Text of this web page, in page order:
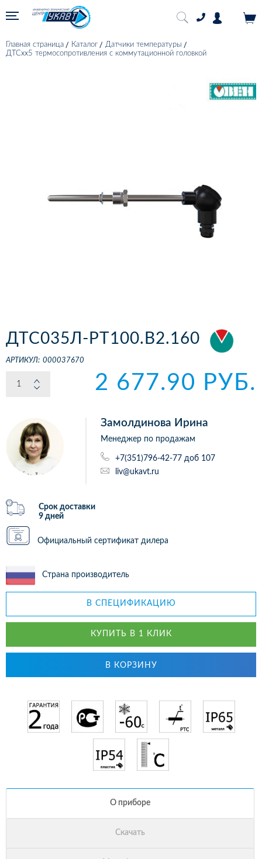
Главная страница Каталог
Датчики температуры
ДТСхх5 термосопротивления с коммутационной головкой
ДТС035Л-РТ100.В2.160
АРТИКУЛ: 000037670
2 677.90 РУБ.
Замолдинова Ирина
Менеджер по продажам
+7(351)796-42-77 доб 107
liv@ukavt.ru
Срок доставки
9 дней
Официальный сертификат дилера
Страна производитель
В СПЕЦИФИКАЦИЮ
КУПИТЬ В 1 КЛИК
В КОРЗИНУ